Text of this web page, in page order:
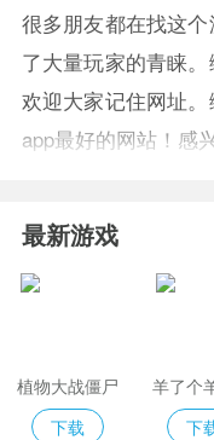
很多朋友都在找这
了大量玩家的青睐。
欢迎大家记住网址
app最好的网站！感
最新游戏
植物大战僵尸
2免费版
下载
羊了个
下